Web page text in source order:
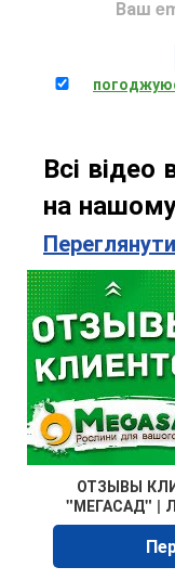
Всі
на
Переглянути
ОТЗЫВЫ
"МЕГАСАД" |